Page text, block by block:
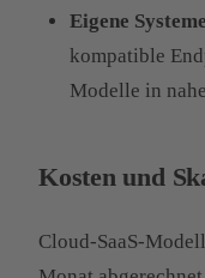
Eigene Systeme
kompatible
Modelle in
Kosten und
Cloud-SaaS-